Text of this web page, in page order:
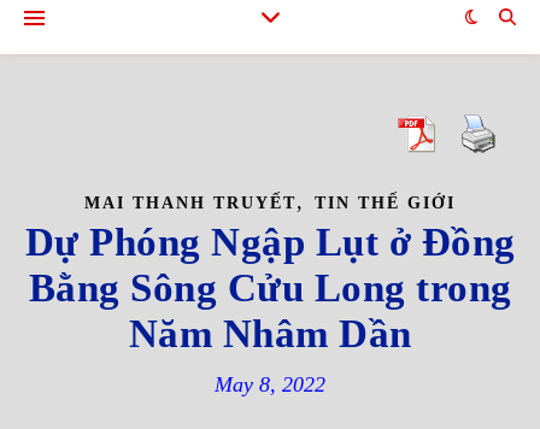
MAI THANH TRUYẾT, TIN THẾ GIỚI
Dự Phóng Ngập Lụt ở Đồng
Bằng Sông Cửu Long trong
Năm Nhâm Dần
May 8, 2022